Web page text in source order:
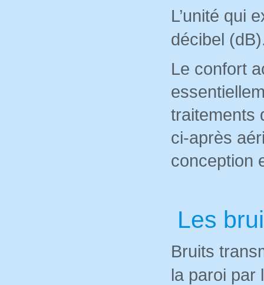
L’unité qui
décibel
Le confort
traitements
ci-après
conception
Les
Bruits
la paroi par